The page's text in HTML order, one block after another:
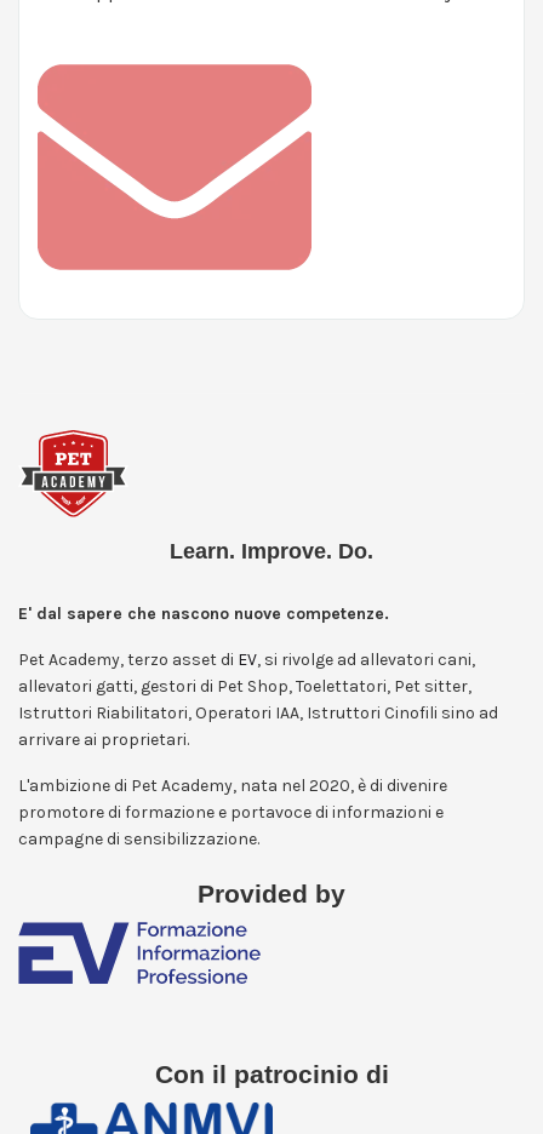
Learn. Improve. Do.
E' dal sapere che nascono nuove competenze.
Pet Academy, terzo asset di EV, si rivolge ad allevatori cani,
allevatori gatti, gestori di Pet Shop, Toelettatori, Pet sitter,
Istruttori Riabilitatori, Operatori IAA, Istruttori Cinofili sino ad
arrivare ai proprietari.
L'ambizione di Pet Academy, nata nel 2020, è di divenire
promotore di formazione e portavoce di informazioni e
campagne di sensibilizzazione.
Provided by
Con il patrocinio di